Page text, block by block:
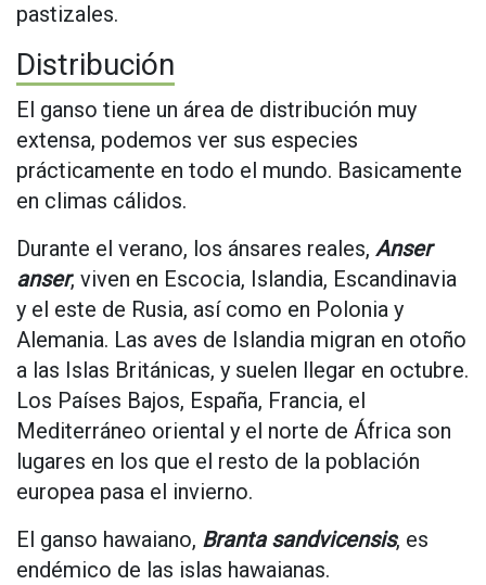
pastizales.
Distribución
El ganso tiene un área de distribución muy
extensa, podemos ver sus especies
prácticamente en todo el mundo. Basicamente
en climas cálidos.
Durante el verano, los ánsares reales, Anser
anser, viven en Escocia, Islandia, Escandinavia
y el este de Rusia, así como en Polonia y
Alemania. Las aves de Islandia migran en otoño
a las Islas Británicas, y suelen llegar en octubre.
Los Países Bajos, España, Francia, el
Mediterráneo oriental y el norte de África son
lugares en los que el resto de la población
europea pasa el invierno.
El ganso hawaiano, Branta sandvicensis, es
endémico de las islas hawaianas.